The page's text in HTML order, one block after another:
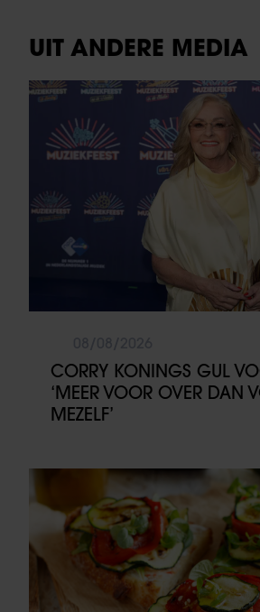
UIT ANDERE MEDIA
CORRY KONINGS GUL
‘MEER VOOR OVER DAN
MEZELF’